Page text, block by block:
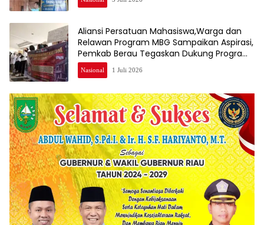
Aliansi Persatuan Mahasiswa,Warga dan
Relawan Program MBG Sampaikan Aspirasi,
Pemkab Berau Tegaskan Dukung Program
Nasional
Nasional 1 Juli 2026